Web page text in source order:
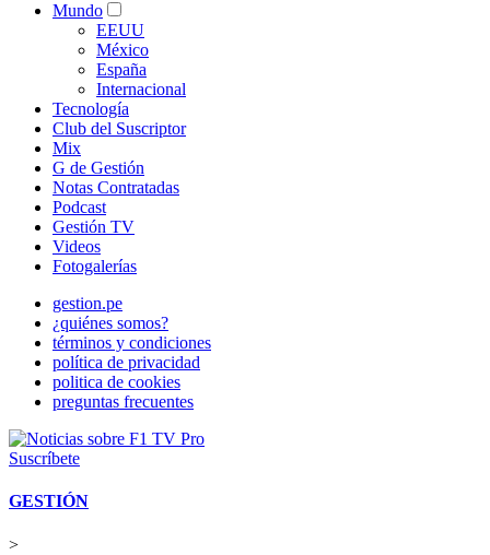
Mundo
EEUU
México
España
Internacional
Tecnología
Club del Suscriptor
Mix
G de Gestión
Notas Contratadas
Podcast
Gestión TV
Videos
Fotogalerías
gestion.pe
¿quiénes somos?
términos y condiciones
política de privacidad
politica de cookies
preguntas frecuentes
Suscríbete
GESTIÓN
>